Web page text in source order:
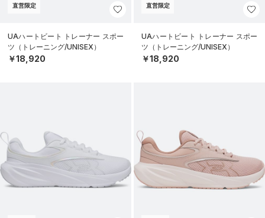
直営限定
UAハートビート トレーナー スポー
ツ（トレーニング/UNISEX）
￥18,920
直営限定
UAハートビート トレーナー スポー
ツ（トレーニング/UNISEX）
￥18,920